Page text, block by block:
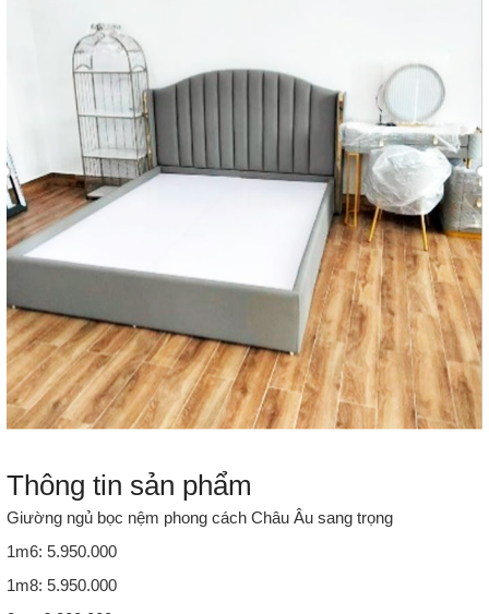
Thông tin sản phẩm
Giường ngủ bọc nệm phong cách Châu Âu sang trọng
1m6: 5.950.000
1m8: 5.950.000